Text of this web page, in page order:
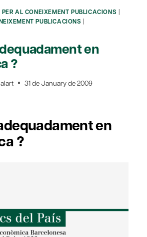
PER AL CONEIXEMENT PUBLICACIONS |
PUBLICACIONS |
en
?
31 de January de 2009
en
?